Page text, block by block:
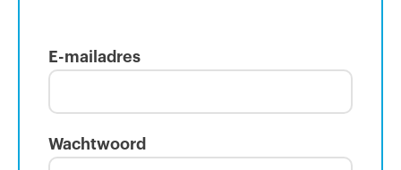
E-mailadres
Wachtwoord